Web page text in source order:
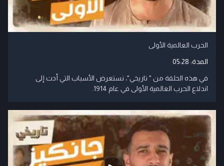
الحرب العالمية الأولى
المدة: 05:28
في هذه الحلقة من " تاريخي"، نستعرض الأسباب التي أدت إلى
اندلاع الحرب العالمية الأولى في عام 1914.